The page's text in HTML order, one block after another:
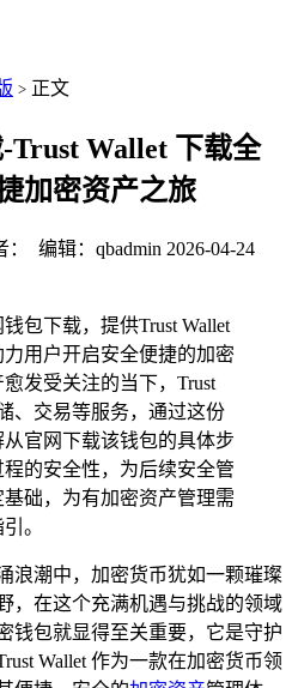
> 正文
Trust Wallet 下载全
加密资产之旅
编辑：qbadmin 2026-04-24
包下载，提供Trust Wallet
用户开启安全便捷的加密
发受关注的当下，Trust
、交易等服务，通过这份
官网下载该钱包的具体步
的安全性，为后续安全管
础，为有加密资产管理需
。
浪潮中，加密货币犹如一颗璀璨
，在这个充满机遇与挑战的领域
钱包就显得至关重要，它是守护
Wallet 作为一款在加密货币领